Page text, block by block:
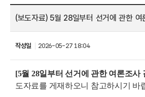
(보도자료) 5월 28일부터 선거에 관한 여
작성일 2026-05-27 18:04
[5월 28일부터 선거에 관한 여론조사
도자료를 게재하오니 참고하시기 바